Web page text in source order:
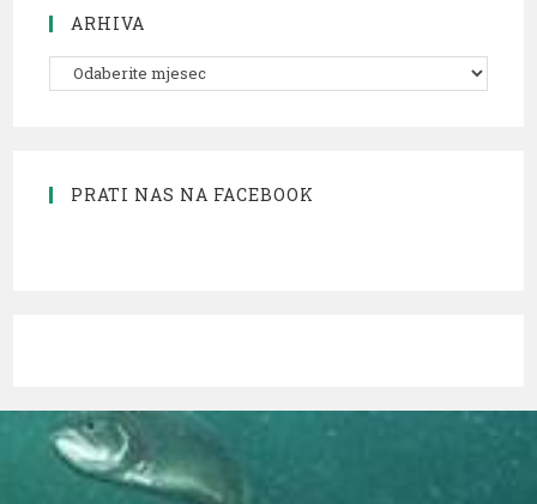
ARHIVA
PRATI NAS NA FACEBOOK